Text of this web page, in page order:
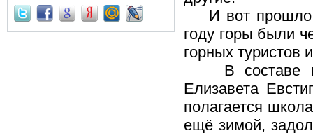
И вот прошло
году горы были
горных туристов
В составе
Елизавета
полагается
ещё зимой,